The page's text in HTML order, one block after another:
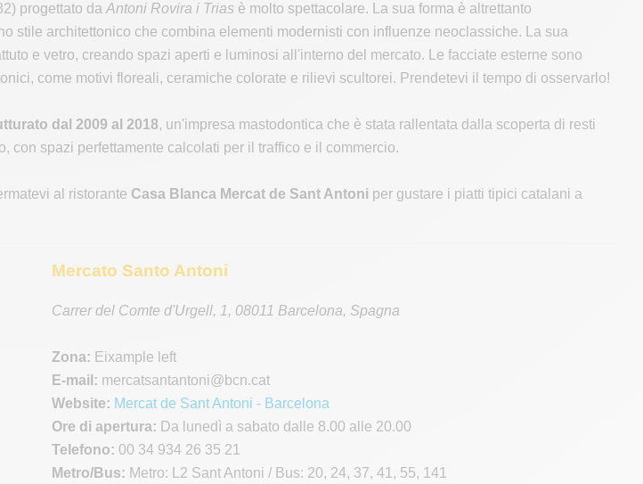
progettato da Antoni Rovira i Trias è molto spettacolare. La sua forma è altrettanto
stile architettonico che combina elementi modernisti con influenze neoclassiche. La sua
e vetro, creando spazi aperti e luminosi all'interno del mercato. Le facciate esterne sono
come motivi floreali, ceramiche colorate e rilievi scultorei. Prendetevi il tempo di osservarlo!
dal 2009 al 2018, un'impresa mastodontica che è stata rallentata dalla scoperta di resti
con spazi perfettamente calcolati per il traffico e il commercio.
al ristorante Casa Blanca Mercat de Sant Antoni per gustare i piatti tipici catalani a
Mercato Santo Antoni
Carrer del Comte d'Urgell, 1, 08011 Barcelona, Spagna
Zona: Eixample left
E-mail: mercatsantantoni@bcn.cat
Website: Mercat de Sant Antoni - Barcelona
Ore di apertura: Da lunedì a sabato dalle 8.00 alle 20.00
Telefono: 00 34 934 26 35 21
Metro/Bus: Metro: L2 Sant Antoni / Bus: 20, 24, 37, 41, 55, 141